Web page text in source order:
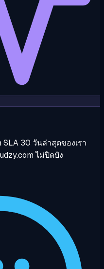
30 วันล่าสุดของเรา
ไม่ปิดบัง